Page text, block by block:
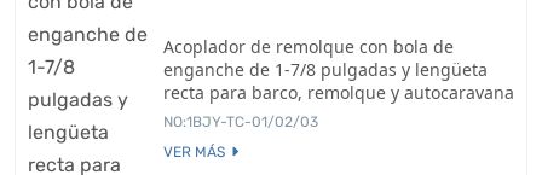
Acoplador de remolque con bola de
enganche de 1-7/8 pulgadas y lengüeta
recta para barco, remolque y autocaravana
NO:1BJY-TC-01/02/03
VER MÁS